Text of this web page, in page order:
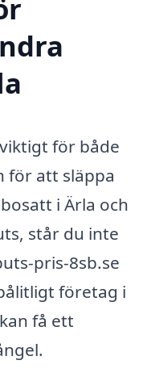
för både
för att släppa
i Ärla och
står du inte
pris-8sb.se
företag i
få ett